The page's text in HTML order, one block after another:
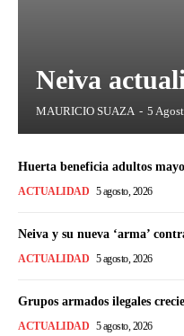
Neiva
MAURICIO SUAZA - 5
Huerta beneficia adultos
ACTUALIDAD 5 agosto, 2026
Neiva y su nueva ‘arma’
ACTUALIDAD 5 agosto, 2026
Grupos armados ilegales
ACTUALIDAD 5 agosto, 2026